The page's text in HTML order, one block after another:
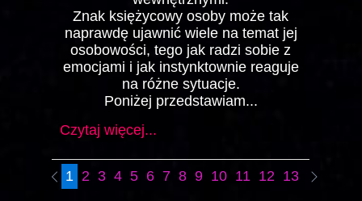
Znak księżycowy osoby może tak
naprawdę ujawnić wiele na temat jej
osobowości, tego jak radzi sobie z
emocjami i jak instynktownie reaguje
na różne sytuacje.
Poniżej przedstawiam...
Czytaj więcej...
1 2 3 4 5 6 7 8 9 10 11 12 13 14